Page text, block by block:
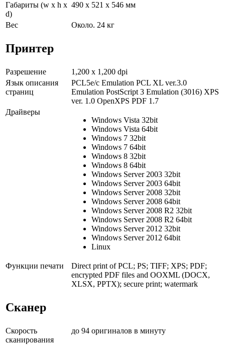
Габариты (w x h x
d)
490 x 521 x 546 мм
Вес Около. 24 кг
Принтер
Разрешение
1,200 x 1,200 dpi
Язык описания
страниц
PCL5e/c Emulation PCL XL ver.3.0
Emulation PostScript 3 Emulation (3016) XPS
ver. 1.0 OpenXPS PDF 1.7
Драйверы
Windows Vista 32bit
Windows Vista 64bit
Windows 7 32bit
Windows 7 64bit
Windows 8 32bit
Windows 8 64bit
Windows Server 2003 32bit
Windows Server 2003 64bit
Windows Server 2008 32bit
Windows Server 2008 64bit
Windows Server 2008 R2 32bit
Windows Server 2008 R2 64bit
Windows Server 2012 32bit
Windows Server 2012 64bit
Linux
Функции печати
Direct print of PCL; PS; TIFF; XPS; PDF;
encrypted PDF files and OOXML (DOCX,
XLSX, PPTX); secure print; watermark
Сканер
Скорость
сканирования
до 94 оригиналов в минуту